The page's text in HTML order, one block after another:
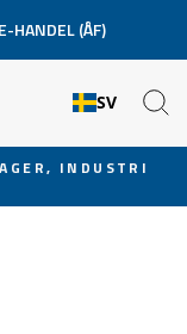
E-HANDEL (ÅF)
SV
INDUSTRI